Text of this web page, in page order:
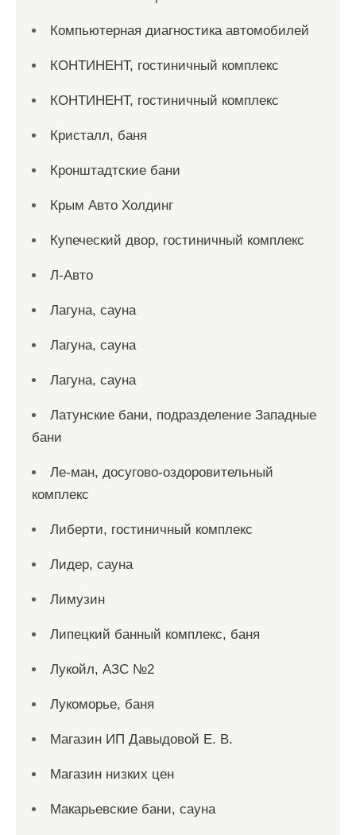
Компьютерная диагностика автомобилей
КОНТИНЕНТ, гостиничный комплекс
КОНТИНЕНТ, гостиничный комплекс
Кристалл, баня
Кронштадтские бани
Крым Авто Холдинг
Купеческий двор, гостиничный комплекс
Л-Авто
Лагуна, сауна
Лагуна, сауна
Лагуна, сауна
Латунские бани, подразделение Западные
бани
Ле-ман, досугово-оздоровительный
комплекс
Либерти, гостиничный комплекс
Лидер, сауна
Лимузин
Липецкий банный комплекс, баня
Лукойл, АЗС №2
Лукоморье, баня
Магазин ИП Давыдовой Е. В.
Магазин низких цен
Макарьевские бани, сауна